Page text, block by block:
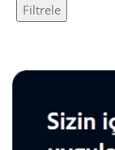
Filtrele